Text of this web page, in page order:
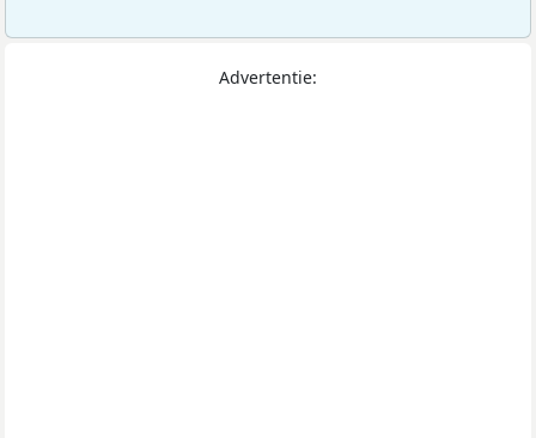
Advertentie: